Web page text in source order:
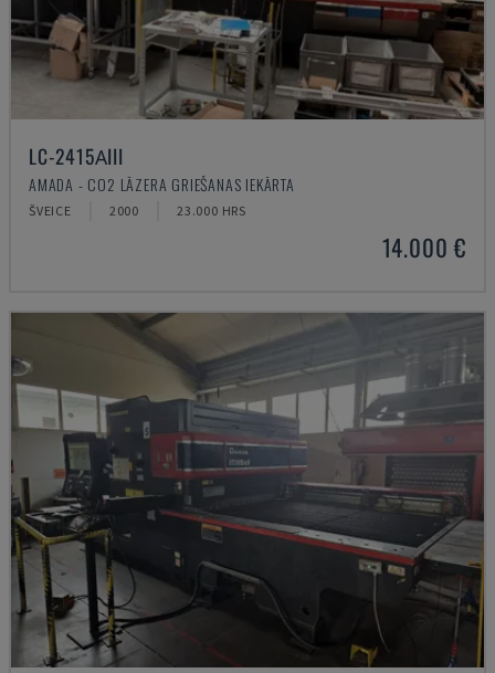
LC-2415ΑIII
AMADA - CO2 LĀZERA GRIEŠANAS IEKĀRTA
ŠVEICE 2000 23.000 HRS
14.000 €